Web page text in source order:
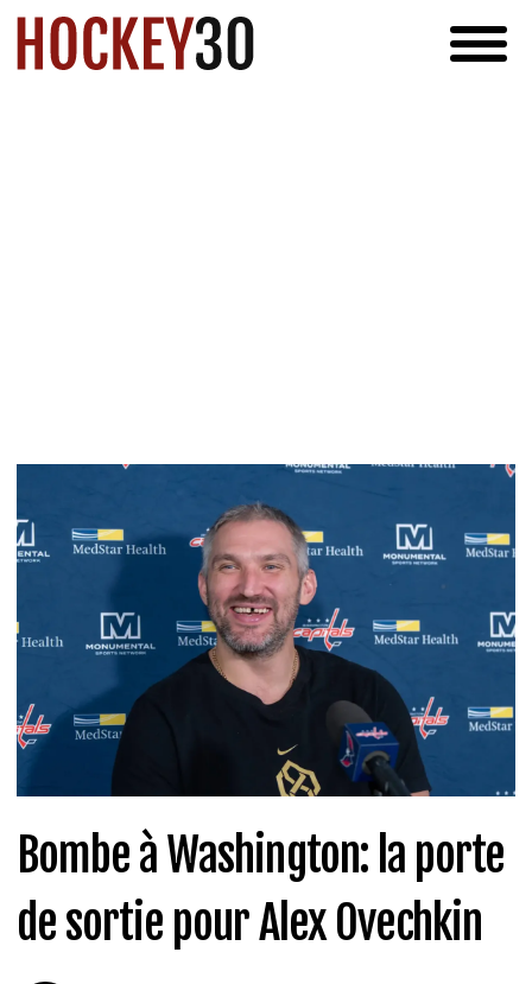
Bombe à Washington: la porte
de sortie pour Alex Ovechkin